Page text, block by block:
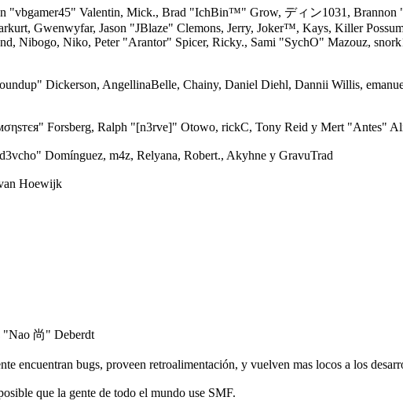
"vbgamer45" Valentin, Mick., Brad "IchBin™" Grow, ディン1031,
Gwenwyfar, Jason "JBlaze" Clemons, Jerry, Joker™, Kays, Killer
Nibogo, Niko, Peter "Arantor" Spicer, Ricky., Sami "SychO" Mazouz,
Dickerson, AngellinaBelle, Chainy, Daniel Diehl, Dannii Willis,
Forsberg, Ralph "[n3rve]" Otowo, rickC, Tony Reid y Mert "Antes"
Domínguez, m4z, Relyana, Robert., Akyhne y GravuTrad
Hoewijk
"Nao 尚" Deberdt
encuentran bugs, proveen retroalimentación, y vuelven mas locos a los
que la gente de todo el mundo use SMF.